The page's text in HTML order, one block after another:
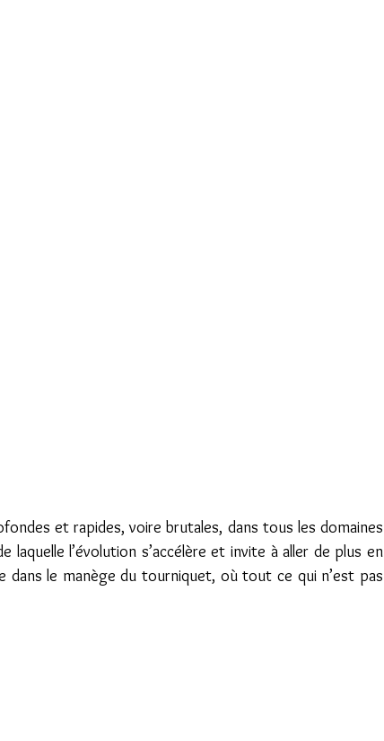
et rapides, voire brutales, dans tous les domaines
laquelle l’évolution s’accélère et invite à aller de plus en
dans le manège du tourniquet, où tout ce qui n’est pas